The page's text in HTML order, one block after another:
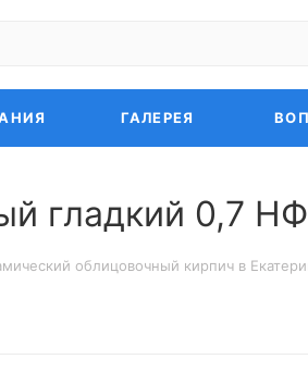
ГАЛЕРЕЯ
гладкий 0,7 НФ
облицовочный кирпич в